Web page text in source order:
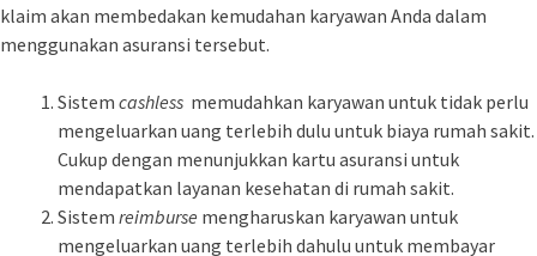
klaim akan membedakan kemudahan karyawan Anda dalam
menggunakan asuransi tersebut.
Sistem cashless memudahkan karyawan untuk tidak perlu
mengeluarkan uang terlebih dulu untuk biaya rumah sakit.
Cukup dengan menunjukkan kartu asuransi untuk
mendapatkan layanan kesehatan di rumah sakit.
Sistem reimburse mengharuskan karyawan untuk
mengeluarkan uang terlebih dahulu untuk membayar